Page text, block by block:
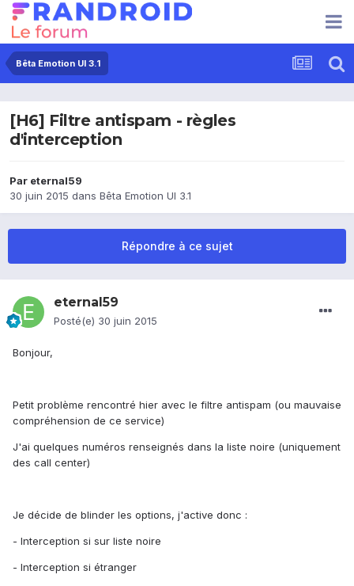
Bêta Emotion UI 3.1
[H6] Filtre antispam - règles
d'interception
Par eternal59
30 juin 2015 dans Bêta Emotion UI 3.1
Répondre à ce sujet
eternal59
Posté(e) 30 juin 2015
Bonjour,
Petit problème rencontré hier avec le filtre antispam (ou mauvaise
compréhension de ce service)
J'ai quelques numéros renseignés dans la liste noire (uniquement
des call center)
Je décide de blinder les options, j'active donc :
- Interception si sur liste noire
- Interception si étranger